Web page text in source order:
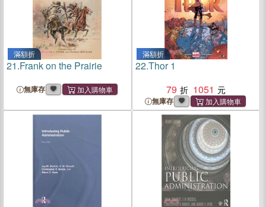
滿額折
21.Frank on the Prairie
無庫存
滿額折
22.Thor 1
79
1051
無庫存